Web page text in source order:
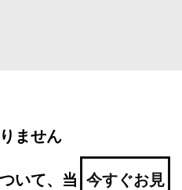
ません
いて、当 今すぐお見